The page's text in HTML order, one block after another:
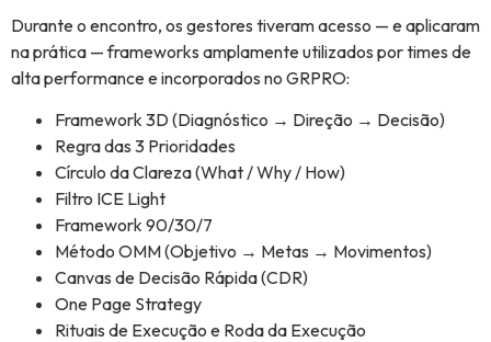
Durante o encontro, os gestores tiveram acesso — e aplicaram
na prática — frameworks amplamente utilizados por times de
alta performance e incorporados no GRPRO:
Framework 3D (Diagnóstico → Direção → Decisão)
Regra das 3 Prioridades
Círculo da Clareza (What / Why / How)
Filtro ICE Light
Framework 90/30/7
Método OMM (Objetivo → Metas → Movimentos)
Canvas de Decisão Rápida (CDR)
One Page Strategy
Rituais de Execução e Roda da Execução